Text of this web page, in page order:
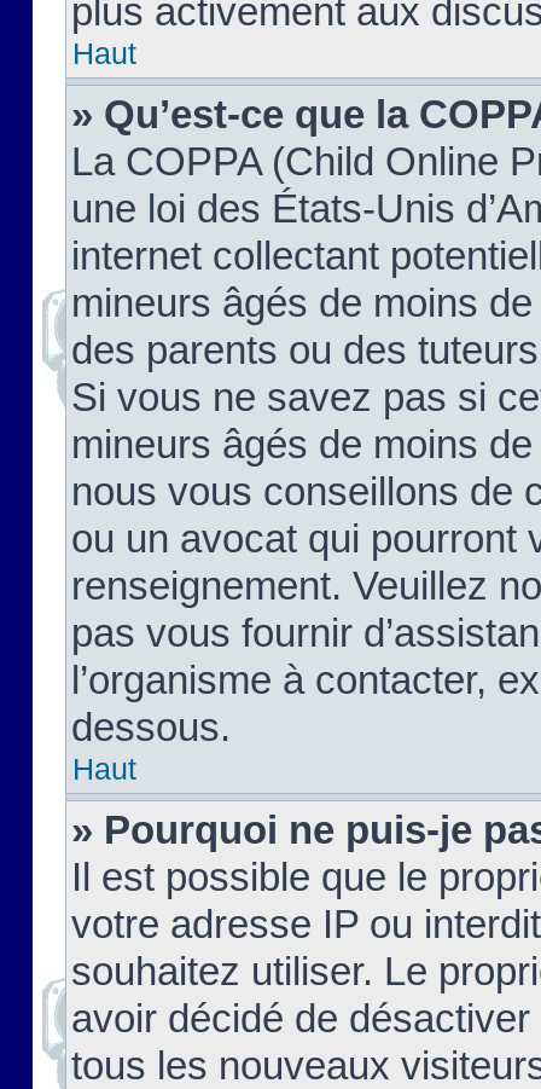
plus activement aux
Haut
» Qu’est-ce que la
La COPPA (Child Online
une loi des États-Unis
internet collectant
mineurs âgés de moins
des parents ou des
Si vous ne savez pas si
mineurs âgés de moins
nous vous conseillons de
ou un avocat qui pourront
renseignement. Veuillez
pas vous fournir
l’organisme à contacter,
dessous.
Haut
» Pourquoi ne puis-je
Il est possible que le
votre adresse IP ou
souhaitez utiliser. Le
avoir décidé de
tous les nouveaux